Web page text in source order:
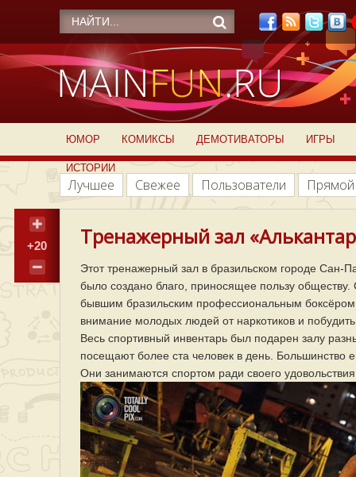
ЮМОР КОМИКСЫ ДЕМОТИВАТОРЫ ИГРЫ
ИСТОРИИ
Лучшее Свежее Пользователи
+20 Тренажерный зал
Этот тренажерный зал в бразильском городе Сан-
было создано благо, приносящее пользу
бывшим бразильским профессиональным
внимание молодых людей от наркотиков и
Весь спортивный инвентарь был подарен залу
посещают более ста человек в день. Большинство
Они занимаются спортом ради своего